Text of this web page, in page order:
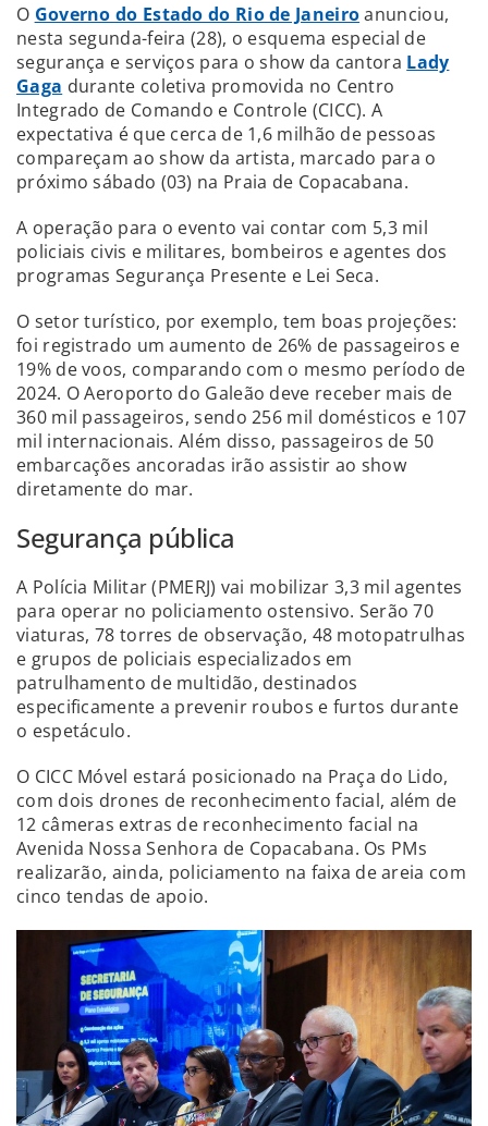
O Governo do Estado do Rio de Janeiroanunciou,
nesta segunda-feira (28), o esquema especial de
segurança e serviços para o show da cantora Lady
Gaga durante coletiva promovida no Centro
Integrado de Comando e Controle (CICC). A
expectativa é que cerca de 1,6 milhão de pessoas
compareçam ao show da artista, marcado para o
próximo sábado (03) na Praia de Copacabana.
A operação para o evento vai contar com 5,3 mil
policiais civis e militares, bombeiros e agentes dos
programas Segurança Presente e Lei Seca.
O setor turístico, por exemplo, tem boas projeções:
foi registrado um aumento de 26% de passageiros e
19% de voos, comparando com o mesmo período de
2024. O Aeroporto do Galeão deve receber mais de
360 mil passageiros, sendo 256 mil domésticos e 107
mil internacionais. Além disso, passageiros de 50
embarcações ancoradas irão assistir ao show
diretamente do mar.
Segurança pública
A Polícia Militar (PMERJ) vai mobilizar 3,3 mil agentes
para operar no policiamento ostensivo. Serão 70
viaturas, 78 torres de observação, 48 motopatrulhas
e grupos de policiais especializados em
patrulhamento de multidão, destinados
especificamente a prevenir roubos e furtos durante
o espetáculo.
O CICC Móvel estará posicionado na Praça do Lido,
com dois drones de reconhecimento facial, além de
12 câmeras extras de reconhecimento facial na
Avenida Nossa Senhora de Copacabana. Os PMs
realizarão, ainda, policiamento na faixa de areia com
cinco tendas de apoio.